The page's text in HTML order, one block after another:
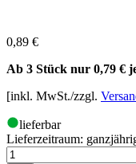
0,89 €
Ab 3 Stück nur 0,79 €
[inkl. MwSt./zzgl.
lieferbar
Lieferzeitraum: